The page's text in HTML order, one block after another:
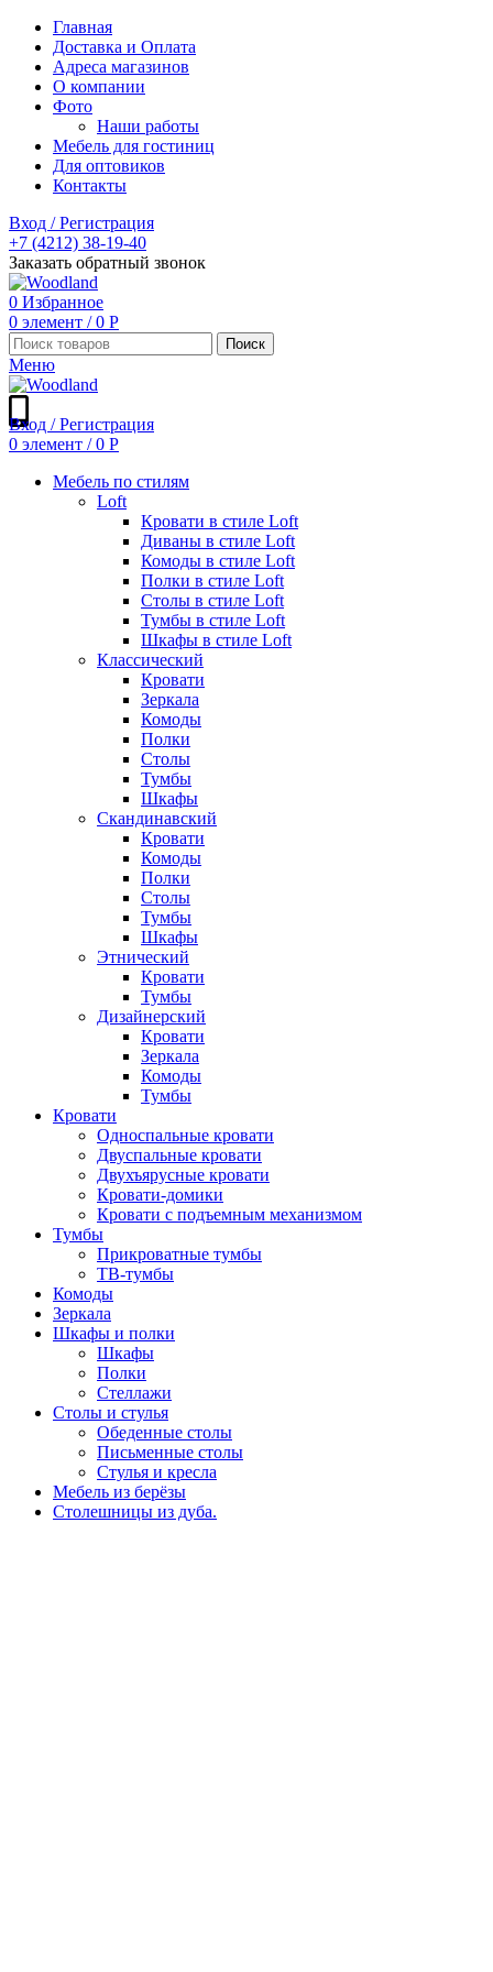
Главная
Доставка и Оплата
Адреса магазинов
О компании
Фото
Наши работы
Мебель для гостиниц
Для оптовиков
Контакты
Вход / Регистрация
+7 (4212) 38-19-40
Заказать обратный звонок
0 Избранное
0 элемент / 0 Р
Поиск
Меню
Вход / Регистрация
0 элемент / 0 Р
Мебель по стилям
Loft
Кровати в стиле Loft
Диваны в стиле Loft
Комоды в стиле Loft
Полки в стиле Loft
Столы в стиле Loft
Тумбы в стиле Loft
Шкафы в стиле Loft
Классический
Кровати
Зеркала
Комоды
Полки
Столы
Тумбы
Шкафы
Скандинавский
Кровати
Комоды
Полки
Столы
Тумбы
Шкафы
Этнический
Кровати
Тумбы
Дизайнерский
Кровати
Зеркала
Комоды
Тумбы
Кровати
Односпальные кровати
Двуспальные кровати
Двухъярусные кровати
Кровати-домики
Кровати с подъемным механизмом
Тумбы
Прикроватные тумбы
ТВ-тумбы
Комоды
Зеркала
Шкафы и полки
Шкафы
Полки
Стеллажи
Столы и стулья
Обеденные столы
Письменные столы
Стулья и кресла
Мебель из берёзы
Столешницы из дуба.